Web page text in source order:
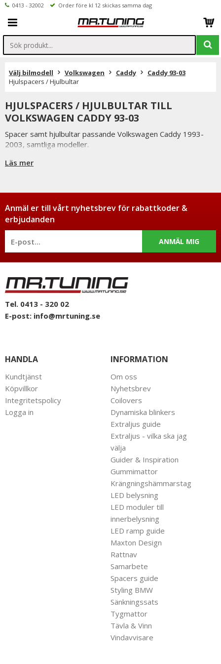
0413 - 32002 Order före kl 12 skickas samma dag
Välj bilmodell Volkswagen Caddy
Caddy 93-03
Hjulspacers / Hjulbultar
HJULSPACERS / HJULBULTAR TILL
VOLKSWAGEN CADDY 93-03
Spacer samt hjulbultar passande Volkswagen Caddy 1993-
2003, samtliga modeller.
sätt, normalt sätt strävar man efter att fälgen ska följa
Spacer tillverkade i aluminium.
Våra spacer är utrustade med en centreringsring för att ej
riskera obalans i fälgen, dock ej på 5mm då det ej går eler
behövs då original centreringen räcker igenom.
Till Volkswagen Caddy 1993-2003 har vi storlekarna enligt
Vi lagerhåller hjulspacer i följande tjocklekar 5mm, 10mm,
15mm samt 20mm.
Läs mer
Anmäl er till vårt nyhetsbrev för rabattkoder &
erbjudanden
ANMÄL MIG
Tel. 0413 - 320 02
E-post: info@mrtuning.se
HANDLA
Kundtjänst
Köpvillkor
Integritetspolicy
Logga in
INFORMATION
Om oss
Nyhetsbrev
Coilovers
Dynamiska blinkers
Extraljus guide
Extraljus - vilka ska jag
välja
Guider & Inspiration
Gummimattor
Krängningshämmarstag
LED belysning
LED moduler till
innerbelysning
LED ramp guide
Maxton Design
Rattnav
Samarbete
Spacers guide
Styling BMW
Sänkningssats
Tygmattor
Tävla & Vinn
Vindavvisare